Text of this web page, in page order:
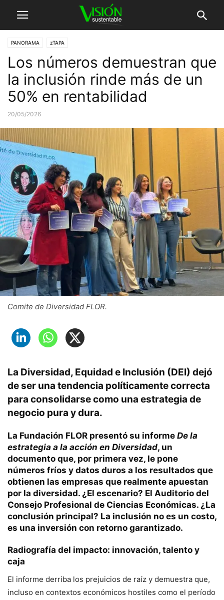
PANORAMA zTAPA
Los números demuestran que
la inclusión rinde más de un
50% en rentabilidad
20/05/2026
Comite de Diversidad FLOR.
La Diversidad, Equidad e Inclusión (DEI) dejó
de ser una tendencia políticamente correcta
para consolidarse como una estrategia de
negocio pura y dura.
La Fundación FLOR presentó su informe De la
estrategia a la acción en Diversidad, un
documento que, por primera vez, le pone
números fríos y datos duros a los resultados que
obtienen las empresas que realmente apuestan
por la diversidad. ¿El escenario? El Auditorio del
Consejo Profesional de Ciencias Económicas. ¿La
conclusión principal? La inclusión no es un costo,
es una inversión con retorno garantizado.
Radiografía del impacto: innovación, talento y
caja
El informe derriba los prejuicios de raíz y demuestra que,
incluso en contextos económicos hostiles como el período